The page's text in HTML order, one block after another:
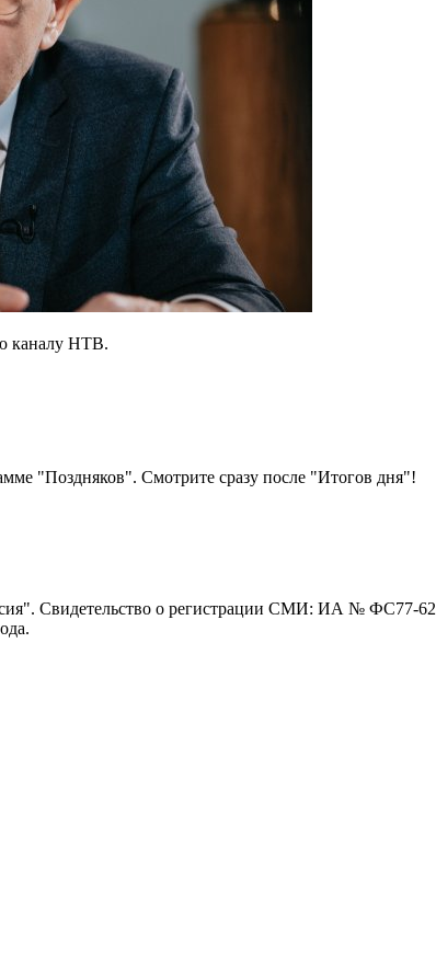
каналу НТВ.
"Поздняков". Смотрите сразу после "Итогов дня"!
Свидетельство о регистрации СМИ: ИА № ФС77-